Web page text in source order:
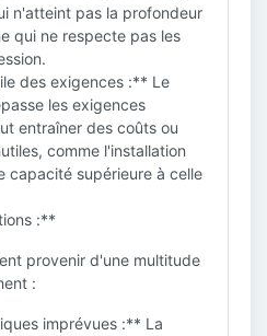
n'atteint pas la profondeur
qui ne respecte pas les
des exigences :** Le
les exigences
entraîner des coûts ou
comme l'installation
capacité supérieure à celle
:**
provenir d'une multitude
:
imprévues :** La